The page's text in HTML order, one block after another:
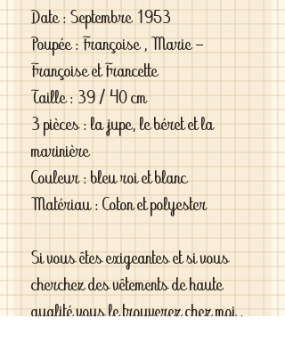
Date : Septembre 1953
Poupée : Françoise , Marie -
Françoise et Francette
Taille : 39 / 40 cm
3 pièces : la jupe, le béret et la
marinière
Couleur : bleu roi et blanc
Matériau : Coton et polyester
Si vous êtes exigeantes et si vous
cherchez des vêtements de haute
qualité vous le trouverez chez moi .